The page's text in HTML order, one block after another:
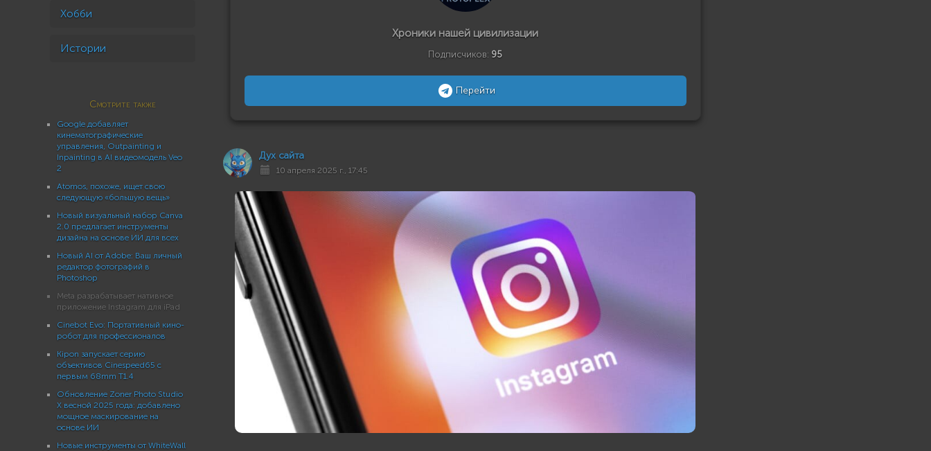
Хобби
Истории
Смотрите также
Google добавляет
кинематографические
управления, Outpainting и
Inpainting в AI видеомодель Veo
2
Atomos, похоже, ищет свою
следующую «большую вещь»
Новый визуальный набор Canva
2.0 предлагает инструменты
дизайна на основе ИИ для всех
Новый AI от Adobe: Ваш личный
редактор фотографий в
Photoshop
Meta разрабатывает нативное
приложение Instagram для iPad
Cinebot Evo: Портативный кино-
робот для профессионалов
Kipon запускает серию
объективов Cinespeed65 с
первым 68mm T1.4
Обновление Zoner Photo Studio
X весной 2025 года: добавлено
мощное маскирование на
основе ИИ
Новые инструменты от WhiteWall
Хроники нашей цивилизации
Подписчиков: 95
Перейти
Дух сайта
10 апреля 2025 г., 17:45